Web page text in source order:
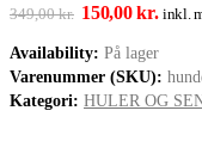
349,00kr. Den
pris
var:
349,00 kr..
150,00kr.Den
pris
er:
inkl.
Availability: På lager
Varenummer (SKU):
Kategori: HULER OG